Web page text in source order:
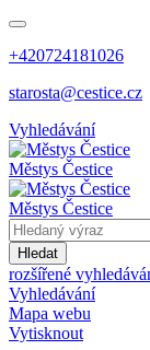
+420724181026
starosta@cestice.cz
Vyhledávání
Městys Čestice
Městys Čestice
Hledat
rozšířené
Vyhledávání
Mapa webu
Vytisknout